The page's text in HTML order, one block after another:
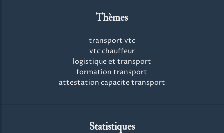
Thèmes
transport vtc
vtc chauffeur
logistique et transport
formation transport
attestation capacite transport
Statistiques